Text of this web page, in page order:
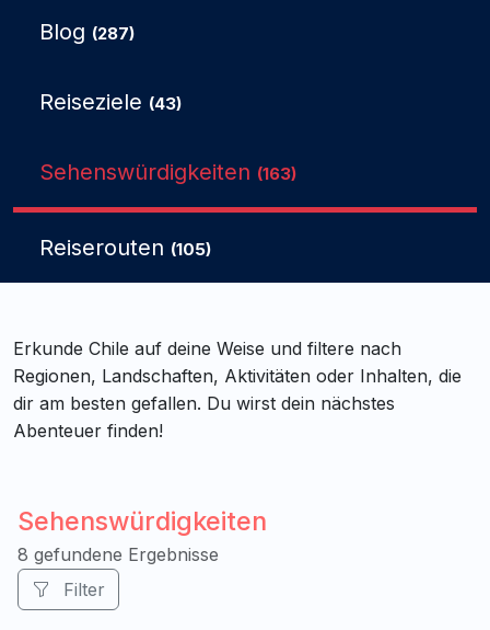
Blog (287)
Reiseziele (43)
Sehenswürdigkeiten (163)
Reiserouten (105)
Erkunde Chile auf deine Weise und filtere nach
Regionen, Landschaften, Aktivitäten oder Inhalten, die
dir am besten gefallen. Du wirst dein nächstes
Abenteuer finden!
Sehenswürdigkeiten
8 gefundene Ergebnisse
Filter